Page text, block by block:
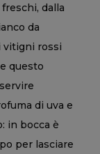
dalla
da
vitigni rossi
questo
di uva e
in bocca è
per lasciare